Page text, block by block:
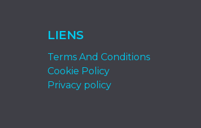
LIENS
Terms And Conditions
Cookie Policy
Privacy policy